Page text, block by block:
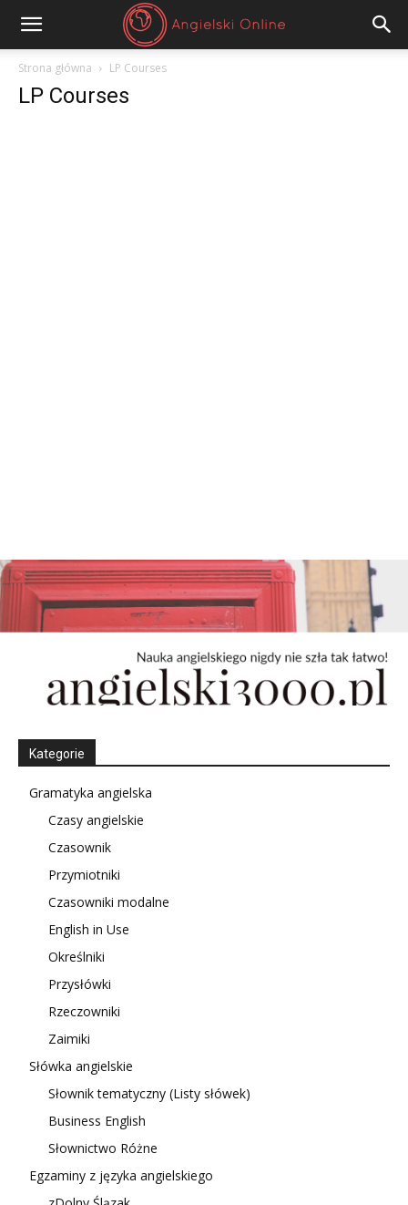
Angielski
Online
Strona główna LP Courses
LP Courses
Kategorie
Gramatyka angielska
Czasy angielskie
Czasownik
Przymiotniki
Czasowniki modalne
English in Use
Określniki
Przysłówki
Rzeczowniki
Zaimiki
Słówka angielskie
Słownik tematyczny (Listy słówek)
Business English
Słownictwo Różne
Egzaminy z języka angielskiego